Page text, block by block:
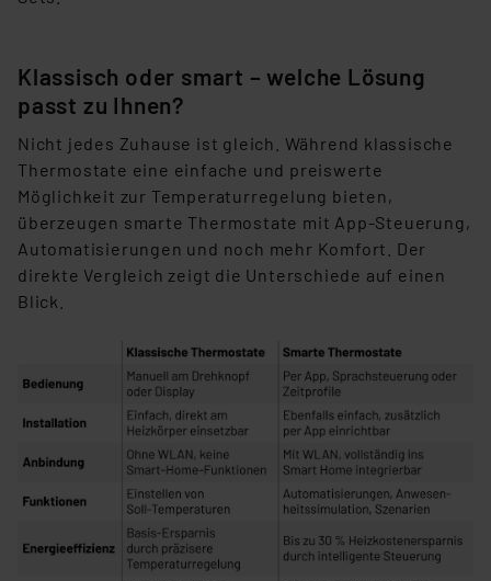
Klassisch oder smart – welche Lösung
passt zu Ihnen?
N icht jedes Zuhause ist gleich. Während klassische
Thermostate eine einfache und preiswerte
Möglichkeit zur Temperaturregelung bieten,
überzeugen smarte Thermostate mit App-Steuerung,
Automatisierungen und noch mehr Komfort. Der
direkte Vergleich zeigt die Unterschiede auf einen
Blick.